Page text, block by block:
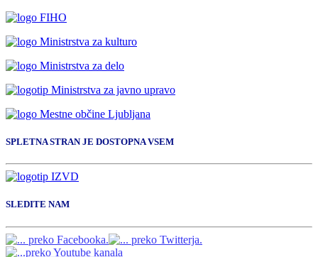
SPLETNA STRAN JE DOSTOPNA VSEM
SLEDITE NAM